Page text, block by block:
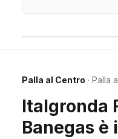
Palla al Centro · Palla
Arpi Nova,
Berti, il re